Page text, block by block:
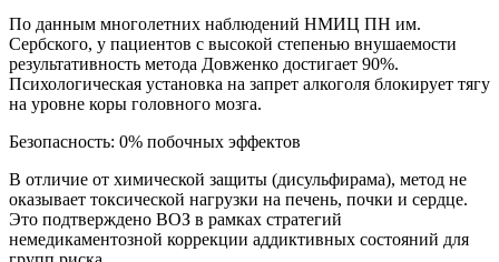
По данным многолетних наблюдений НМИЦ ПН им.
Сербского, у пациентов с высокой степенью внушаемости
результативность метода Довженко достигает 90%.
Психологическая установка на запрет алкоголя блокирует тягу
на уровне коры головного мозга.
Безопасность: 0% побочных эффектов
В отличие от химической защиты (дисульфирама), метод не
оказывает токсической нагрузки на печень, почки и сердце.
Это подтверждено ВОЗ в рамках стратегий
немедикаментозной коррекции аддиктивных состояний для